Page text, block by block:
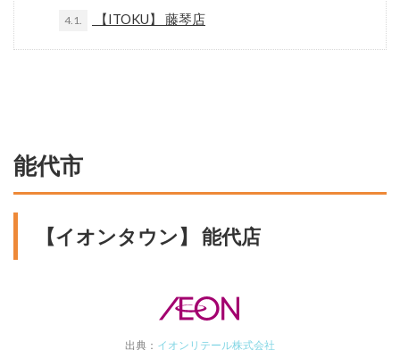
4.1. 【ITOKU】 藤琴店
能代市
【イオンタウン】 能代店
出典： イオンリテール株式会社